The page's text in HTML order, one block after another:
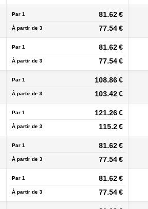
Par 1 81.62 €
À partir de 3 77.54 €
Par 1 81.62 €
À partir de 3 77.54 €
Par 1 108.86 €
À partir de 3 103.42 €
Par 1 121.26 €
À partir de 3 115.2 €
Par 1 81.62 €
À partir de 3 77.54 €
Par 1 81.62 €
À partir de 3 77.54 €